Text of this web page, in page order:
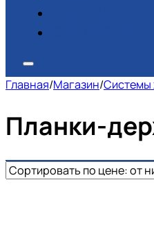
Главная/Магазин/Системы
Планки-